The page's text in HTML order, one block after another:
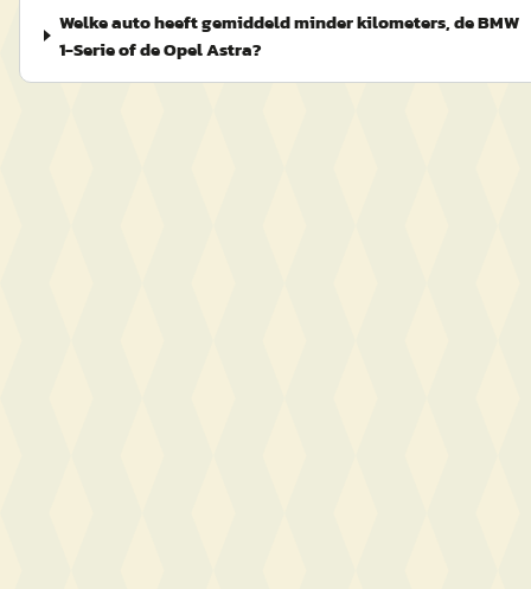
Welke auto heeft gemiddeld minder kilometers, de BMW
1-Serie of de Opel Astra?